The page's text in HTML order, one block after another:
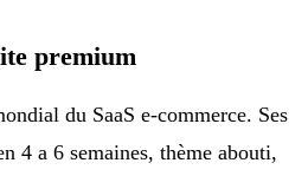
premium
du SaaS e-commerce. Ses
4 a 6 semaines, thème abouti,